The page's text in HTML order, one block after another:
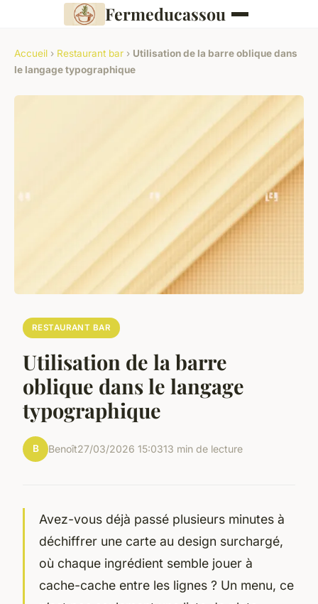
Fermeducassou
Accueil › Restaurant bar › Utilisation de la barre oblique dans
le langage typographique
RESTAURANT BAR
Utilisation de la barre
oblique dans le langage
typographique
B Benoît27/03/2026 15:0313 min de lecture
Avez-vous déjà passé plusieurs minutes à
déchiffrer une carte au design surchargé,
où chaque ingrédient semble jouer à
cache-cache entre les lignes ? Un menu, ce